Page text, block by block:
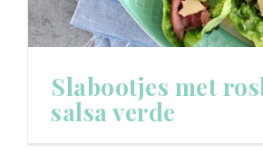
Slabootjes met
salsa verde